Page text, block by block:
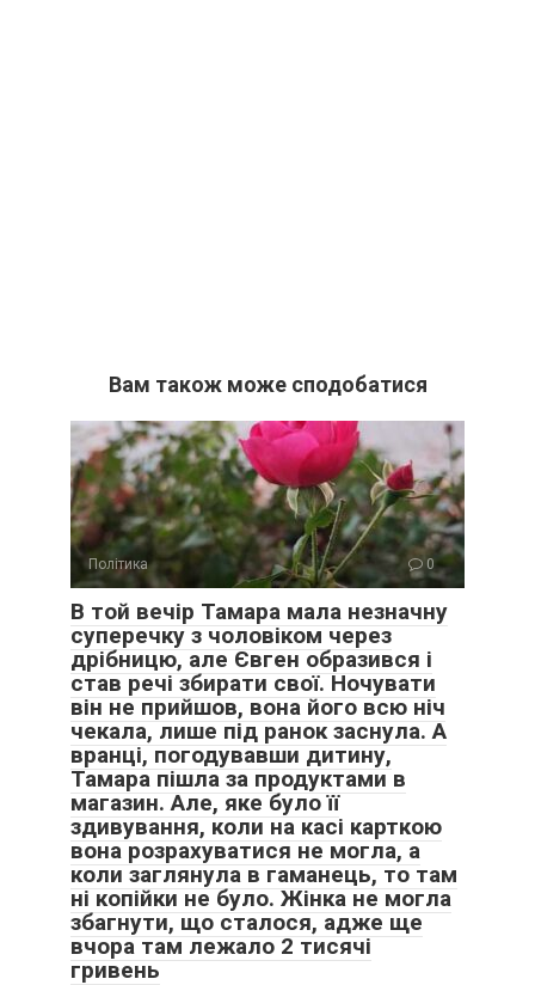
Вам також може сподобатися
Політика 0
В той вечір Тамара мала незначну
суперечку з чоловіком через
дрібницю, але Євген образився і
став речі збирати свої. Ночувати
він не прийшов, вона його всю ніч
чекала, лише під ранок заснула. А
вранці, погодувавши дитину,
Тамара пішла за продуктами в
магазин. Але, яке було її
здивування, коли на касі карткою
вона розрахуватися не могла, а
коли заглянула в гаманець, то там
ні копійки не було. Жінка не могла
збагнути, що сталося, адже ще
вчора там лежало 2 тисячі
гривень